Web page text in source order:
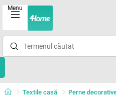
Menu
Textile casă Perne